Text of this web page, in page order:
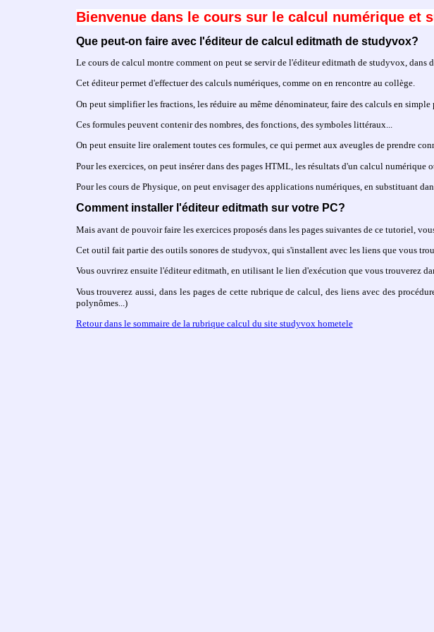
Bienvenue dans le cours sur le calcul numérique et
Que peut-on faire avec l'éditeur de calcul editmath de studyvox?
Le cours de calcul montre comment on peut se servir de l'éditeur editmath de studyvox, dans
Cet éditeur permet d'effectuer des calculs numériques, comme on en rencontre au collège.
On peut simplifier les fractions, les réduire au même dénominateur, faire des calculs en
Ces formules peuvent contenir des nombres, des fonctions, des symboles littéraux...
On peut ensuite lire oralement toutes ces formules, ce qui permet aux aveugles de prendre
Pour les exercices, on peut insérer dans des pages HTML, les résultats d'un calcul numérique
Pour les cours de Physique, on peut envisager des applications numériques, en substituant
Comment installer l'éditeur editmath sur votre PC?
Mais avant de pouvoir faire les exercices proposés dans les pages suivantes de ce tutoriel,
Cet outil fait partie des outils sonores de studyvox, qui s'installent avec les liens que vous
Vous ouvrirez ensuite l'éditeur editmath, en utilisant le lien d'exécution que vous trouverez
Vous trouverez aussi, dans les pages de cette rubrique de calcul, des liens avec des
polynômes...)
Retour dans le sommaire de la rubrique calcul du site studyvox hometele